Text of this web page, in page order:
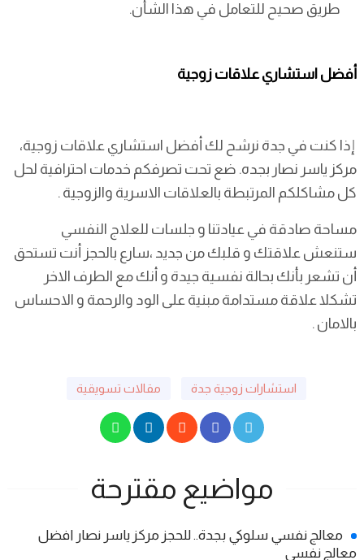
طريق صحيح للتعامل في هذا الشأن.
أفضل استشاري علاقات زوجية
إذا كنت في جدة نرشح لك أفضل استشاري علاقات زوجية،
مركز ياسر نصار بجده. ضع تحت تصرفكم خدمات احترافية لحل
كل مشاكلكم المرتبطة بالعلاقات الاسرية والزوجية .
مساحة صادقة في عيادتنا و جلسات للعلاج النفسي
ستنعش علاقتك و قلبك من جديد ،سارع بالحجز أنت تستحق
أن تشعر بأنك بحالة نفسية جيدة و أنك مع الطرف الاخر
تشكلا علاقة مستدامة مبنية على الود والرحمة و الاحساس
بالامان .
استشارات زوجية جدة مقالات تسويقية
مواضيع مقترحة
معالج نفسي سلوكي بجدة.. للحجز مركز ياسر نصار افضل
معالج نفسي